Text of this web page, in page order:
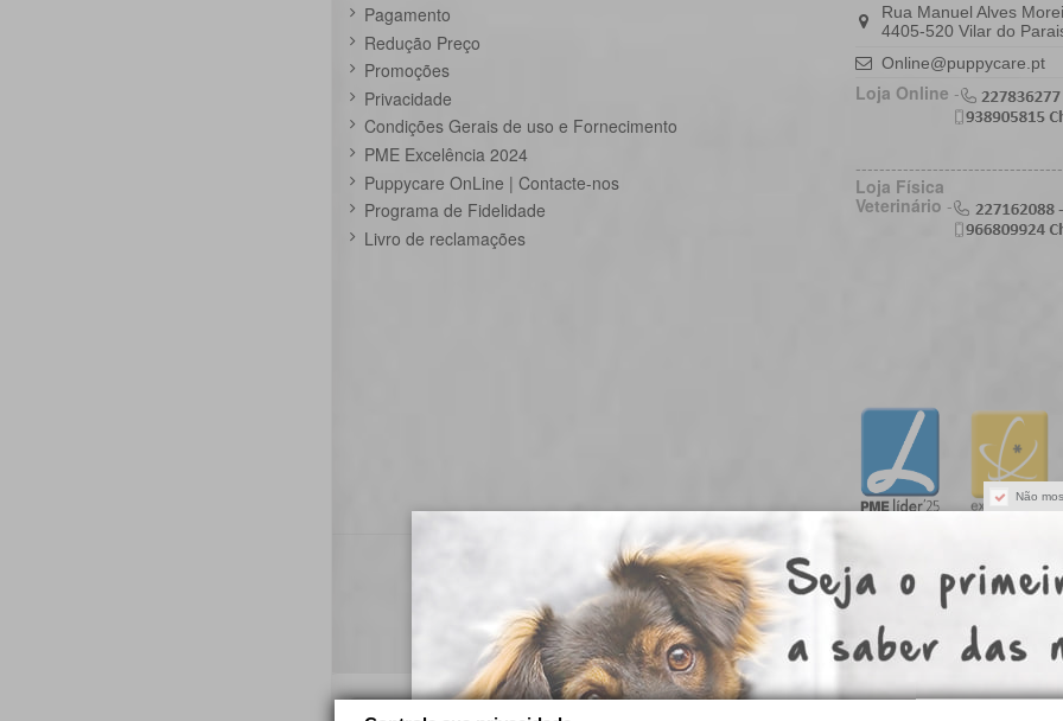
Pagamento
Redução Preço
Promoções
Privacidade
Condições Gerais de uso e Fornecimento
PME Excelência 2024
Puppycare OnLine | Contacte-nos
Programa de Fidelidade
Livro de reclamações
Rua Manuel Alves
4405-520 Vilar do
Online@puppycare.pt
Loja Online -
Loja Física
Veterinário -
Puppycare Unipessoal, Lda
Não